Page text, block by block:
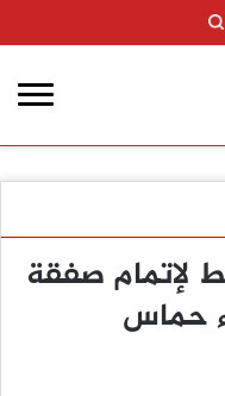
لإتمام صفقة
حماس